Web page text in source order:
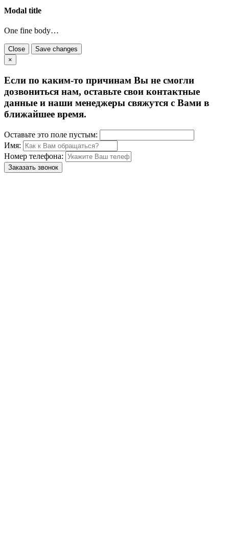
Modal title
One fine body…
Close
Save changes
×
Если по каким-то причинам Вы не смогли
дозвониться нам, оставьте свои контактные
данные и наши менеджеры свяжутся с Вами в
ближайшее время.
Оставьте это поле пустым:
Имя:
Номер телефона:
Заказать звонок